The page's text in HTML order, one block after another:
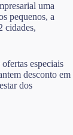
uma
pequenos, a
cidades,
especiais
desconto em
dos